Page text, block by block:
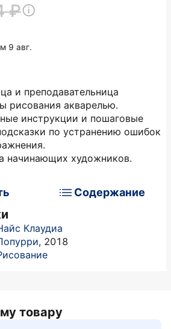
и преподавательница
рисования акварелью.
инструкции и пошаговые
по устранению ошибок
начинающих художников.
Содержание
Клаудиа
, 2018
9 авг.
товару